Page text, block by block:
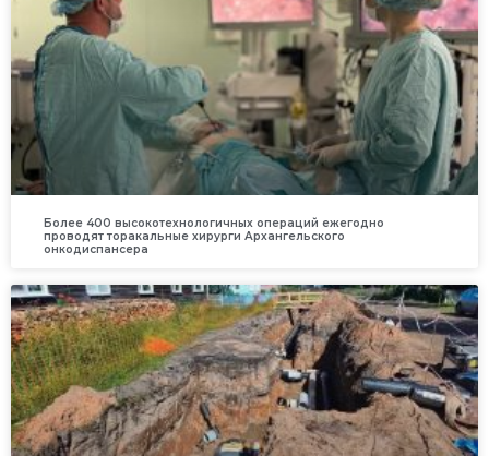
Более 400 высокотехнологичных операций ежегодно
проводят торакальные хирурги Архангельского
онкодиспансера